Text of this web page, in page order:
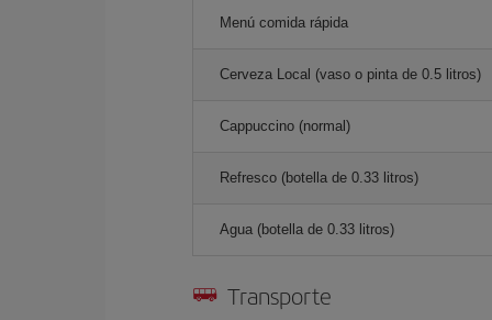
Menú comida rápida
Cerveza Local (vaso o pinta de 0.5 litros)
Cappuccino (normal)
Refresco (botella de 0.33 litros)
Agua (botella de 0.33 litros)
Transporte